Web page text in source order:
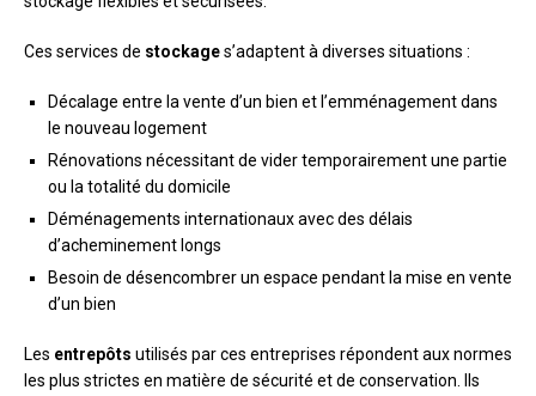
Ces services de stockages’adaptent à diverses situations :
Décalage entre la vente d’un bien et l’emménagement dans
le nouveau logement
Rénovations nécessitant de vider temporairement une partie
ou la totalité du domicile
Déménagements internationaux avec des délais
d’acheminement longs
Besoin de désencombrer un espace pendant la mise en vente
d’un bien
Les entrepôts utilisés par ces entreprises répondent aux normes
les plus strictes en matière de sécurité et de conservation. Ils